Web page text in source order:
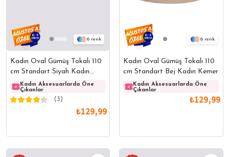
6
Kadın Oval Gümüş Tokalı 110
cm Standart Siyah Kadın
Kemer
Kadın Aksesuarlarda Öne
Çıkanlar
Kadın Aksesuarlarda Öne
Çıkanlar
(3)
₺129,99
6
Kadın Oval Gümüş Tokalı 110
cm Standart Bej Kadın Kemer
Kadın Aksesuarlarda Öne
Çıkanlar
₺129,99